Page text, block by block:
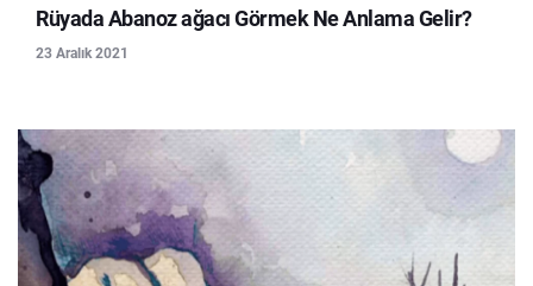
Rüyada Abanoz ağacı Görmek Ne Anlama Gelir?
23 Aralık 2021